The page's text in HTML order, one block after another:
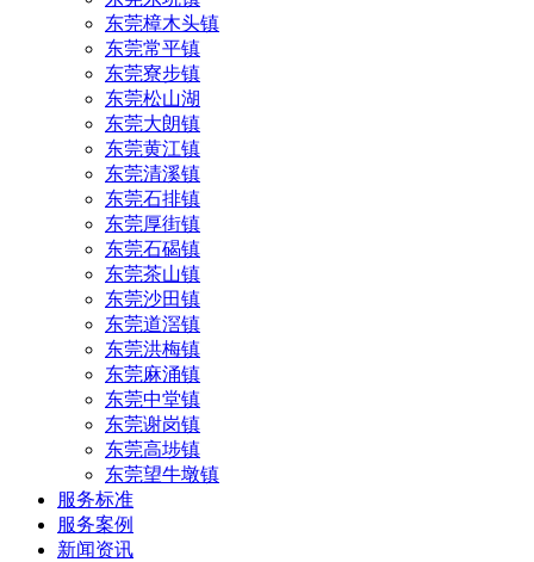
东莞樟木头镇
东莞常平镇
东莞寮步镇
东莞松山湖
东莞大朗镇
东莞黄江镇
东莞清溪镇
东莞石排镇
东莞厚街镇
东莞石碣镇
东莞茶山镇
东莞沙田镇
东莞道滘镇
东莞洪梅镇
东莞麻涌镇
东莞中堂镇
东莞谢岗镇
东莞高埗镇
东莞望牛墩镇
服务标准
服务案例
新闻资讯